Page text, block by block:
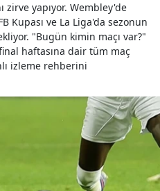
zirve yapıyor. Wembley'de
Kupası ve La Liga'da sezonun
"Bugün kimin maçı var?"
haftasına dair tüm maç
izleme rehberini